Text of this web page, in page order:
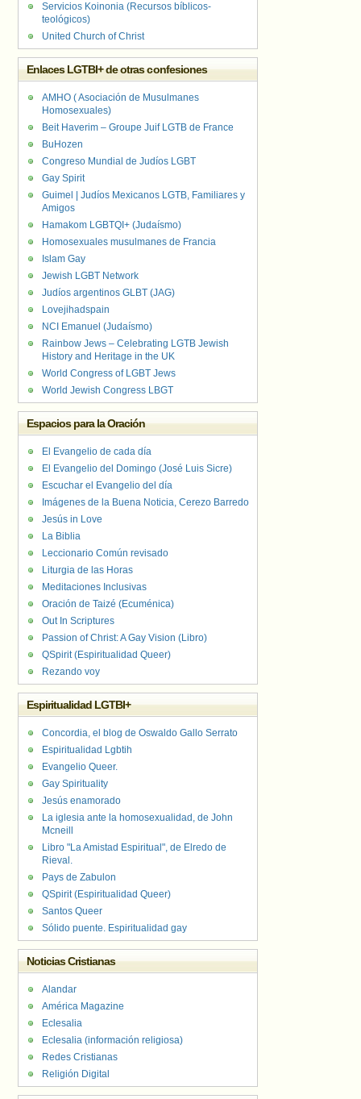
Servicios Koinonia (Recursos bíblicos-
teológicos)
United Church of Christ
Enlaces LGTBI+ de otras confesiones
AMHO ( Asociación de Musulmanes
Homosexuales)
Beit Haverim – Groupe Juif LGTB de France
BuHozen
Congreso Mundial de Judíos LGBT
Gay Spirit
Guimel | Judíos Mexicanos LGTB, Familiares y
Amigos
Hamakom LGBTQI+ (Judaísmo)
Homosexuales musulmanes de Francia
Islam Gay
Jewish LGBT Network
Judíos argentinos GLBT (JAG)
Lovejihadspain
NCI Emanuel (Judaísmo)
Rainbow Jews – Celebrating LGTB Jewish
History and Heritage in the UK
World Congress of LGBT Jews
World Jewish Congress LBGT
Espacios para la Oración
El Evangelio de cada día
El Evangelio del Domingo (José Luis Sicre)
Escuchar el Evangelio del día
Imágenes de la Buena Noticia, Cerezo Barredo
Jesús in Love
La Biblia
Leccionario Común revisado
Liturgia de las Horas
Meditaciones Inclusivas
Oración de Taizé (Ecuménica)
Out In Scriptures
Passion of Christ: A Gay Vision (Libro)
QSpirit (Espiritualidad Queer)
Rezando voy
Espiritualidad LGTBI+
Concordia, el blog de Oswaldo Gallo Serrato
Espiritualidad Lgbtih
Evangelio Queer.
Gay Spirituality
Jesús enamorado
La iglesia ante la homosexualidad, de John
Mcneill
Libro "La Amistad Espiritual", de Elredo de
Rieval.
Pays de Zabulon
QSpirit (Espiritualidad Queer)
Santos Queer
Sólido puente. Espiritualidad gay
Noticias Cristianas
Alandar
América Magazine
Eclesalia
Eclesalia (información religiosa)
Redes Cristianas
Religión Digital